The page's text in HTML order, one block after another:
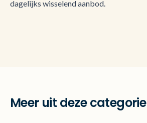
dagelijks wisselend aanbod.
Meer uit deze categorie